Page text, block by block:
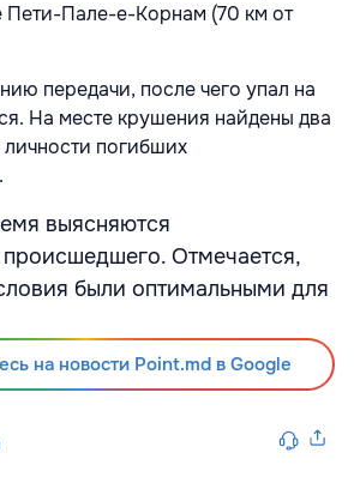
Пети-Пале-е-Корнам (70 км от
передачи, после чего упал на
На месте крушения найдены два
погибших
выясняются
происшедшего. Отмечается,
были оптимальными для
на новости Point.md в Google